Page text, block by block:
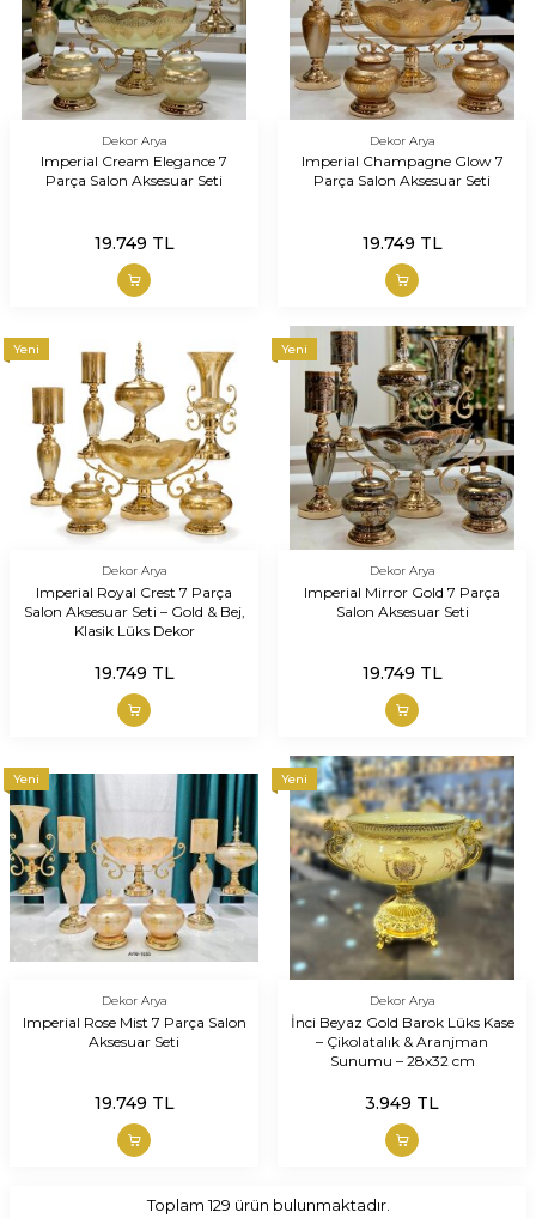
Dekor Arya
Imperial Cream Elegance 7
Parça Salon Aksesuar Seti
19.749 TL
Dekor Arya
Imperial Champagne Glow 7
Parça Salon Aksesuar Seti
19.749 TL
Yeni
Dekor Arya
Imperial Royal Crest 7 Parça
Salon Aksesuar Seti – Gold & Bej,
Klasik Lüks Dekor
19.749 TL
Yeni
Dekor Arya
Imperial Mirror Gold 7 Parça
Salon Aksesuar Seti
19.749 TL
Yeni
Dekor Arya
Imperial Rose Mist 7 Parça Salon
Aksesuar Seti
19.749 TL
Yeni
Dekor Arya
İnci Beyaz Gold Barok Lüks Kase
– Çikolatalık & Aranjman
Sunumu – 28x32 cm
3.949 TL
Toplam129 ürün bulunmaktadır.